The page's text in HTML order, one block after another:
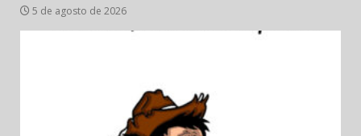
5 de agosto de 2026